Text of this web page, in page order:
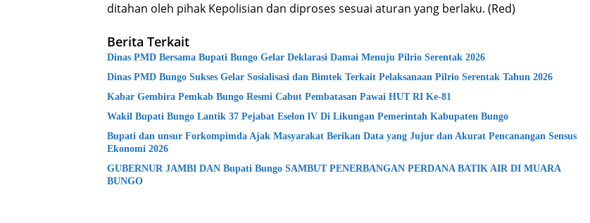
ditahan oleh pihak Kepolisian dan diproses sesuai aturan yang berlaku. (Red)
Berita Terkait
Dinas PMD Bersama Bupati Bungo Gelar Deklarasi Damai Menuju Pilrio Serentak 2026
Dinas PMD Bungo Sukses Gelar Sosialisasi dan Bimtek Terkait Pelaksanaan Pilrio Serentak Tahun 2026
Kabar Gembira Pemkab Bungo Resmi Cabut Pembatasan Pawai HUT RI Ke-81
Wakil Bupati Bungo Lantik 37 Pejabat Eselon lV Di Likungan Pemerintah Kabupaten Bungo
Bupati dan unsur Forkompimda Ajak Masyarakat Berikan Data yang Jujur dan Akurat Pencanangan Sensus
Ekonomi 2026
GUBERNUR JAMBI DAN Bupati Bungo SAMBUT PENERBANGAN PERDANA BATIK AIR DI MUARA
BUNGO